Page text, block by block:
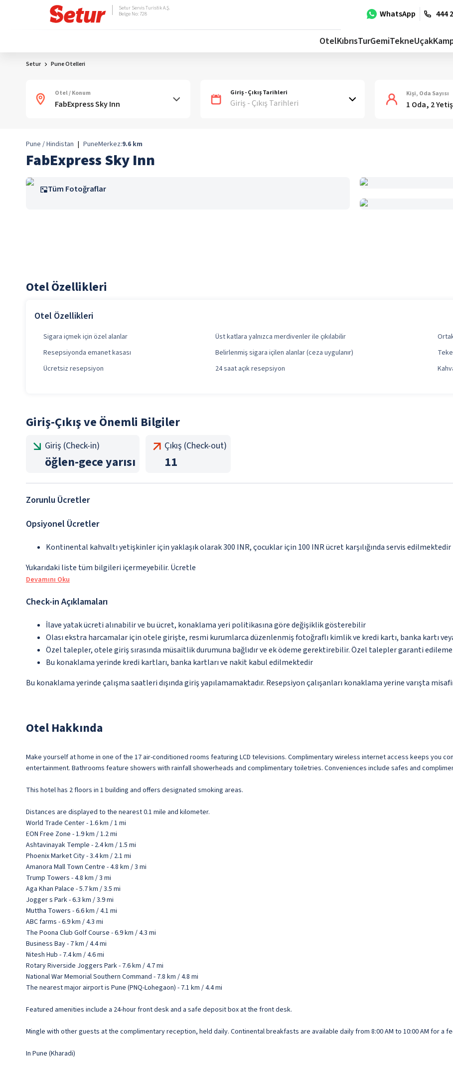
WhatsApp 444
Setur Servis Turistik A.Ş.
Belge No: 728
OtelKıbrısTurGemiTekneUçak
Setur Pune Otelleri
Otel / Konum Giriş - Çıkış Tarihleri
Giriş - Çıkış Tarihleri
Kişi, Oda Sayısı
1 Oda, 2
Pune / Hindistan | PuneMerkez:9.6 km
FabExpress Sky Inn
Tüm Fotoğraflar
Otel Özellikleri
Otel Özellikleri
Sigara içmek için özel alanlar Üst katlara yalnızca merdivenler ile çıkılabilir
Resepsiyonda emanet kasası
Belirlenmiş sigara içilen alanlar (ceza uygulanır)
Ücretsiz resepsiyon
24 saat açık resepsiyon
Giriş-Çıkış ve Önemli Bilgiler
Giriş (Check-in)
öğlen-gece yarısı
Çıkış (Check-out)
11
Zorunlu Ücretler
Opsiyonel Ücretler
Kontinental kahvaltı yetişkinler için yaklaşık olarak 300 INR, çocuklar için 100 INR ücret karşılığında servis edilmektedir
Yukarıdaki liste tüm bilgileri içermeyebilir. Ücretle
Devamını Oku
Check-in Açıklamaları
İlave yatak ücreti alınabilir ve bu ücret, konaklama yeri politikasına göre değişiklik gösterebilir
Olası ekstra harcamalar için otele girişte, resmi kurumlarca düzenlenmiş fotoğraflı kimlik ve kredi kartı, banka kartı
Özel talepler, otele giriş sırasında müsaitlik durumuna bağlıdır ve ek ödeme gerektirebilir. Özel talepler garanti
Bu konaklama yerinde kredi kartları, banka kartları ve nakit kabul edilmektedir
Bu konaklama yerinde çalışma saatleri dışında giriş yapılamamaktadır. Resepsiyon çalışanları konaklama yerine varışta
Otel Hakkında
Make yourself at home in one of the 17 air-conditioned rooms featuring LCD televisions. Complimentary wireless internet access keeps you
entertainment. Bathrooms feature showers with rainfall showerheads and complimentary toiletries. Conveniences include safes and
This hotel has 2 floors in 1 building and offers designated smoking areas.
Distances are displayed to the nearest 0.1 mile and kilometer.
World Trade Center - 1.6 km / 1 mi
EON Free Zone - 1.9 km / 1.2 mi
Ashtavinayak Temple - 2.4 km / 1.5 mi
Phoenix Market City - 3.4 km / 2.1 mi
Amanora Mall Town Centre - 4.8 km / 3 mi
Trump Towers - 4.8 km / 3 mi
Aga Khan Palace - 5.7 km / 3.5 mi
Jogger s Park - 6.3 km / 3.9 mi
Muttha Towers - 6.6 km / 4.1 mi
ABC farms - 6.9 km / 4.3 mi
The Poona Club Golf Course - 6.9 km / 4.3 mi
Business Bay - 7 km / 4.4 mi
Nitesh Hub - 7.4 km / 4.6 mi
Rotary Riverside Joggers Park - 7.6 km / 4.7 mi
National War Memorial Southern Command - 7.8 km / 4.8 mi
The nearest major airport is Pune (PNQ-Lohegaon) - 7.1 km / 4.4 mi
Featured amenities include a 24-hour front desk and a safe deposit box at the front desk.
Mingle with other guests at the complimentary reception, held daily. Continental breakfasts are available daily from 8:00 AM to 10:00 AM for a
In Pune (Kharadi)